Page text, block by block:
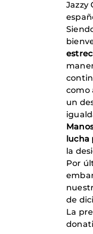
Jazzy
como
un
la
Por
de
La